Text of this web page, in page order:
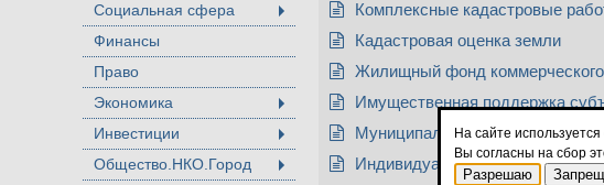
Социальная сфера
Финансы
Право
Экономика
Инвестиции
Общество.НКО.Город
Комплексные кадастровые
Кадастровая оценка земли
Жилищный фонд коммерческого
Имущественная поддержка
Муниципальная казна
Индивидуальное жилищное
На сайте
Вы согласны на сбор
Разрешаю